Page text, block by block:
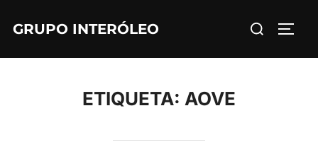
GRUPO INTERÓLEO Buscar:
ETIQUETA: AOVE